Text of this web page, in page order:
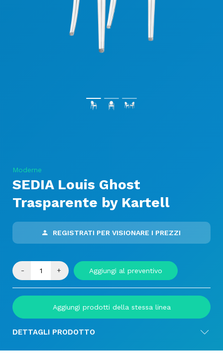
Moderne
SEDIA Louis Ghost
Trasparente by Kartell
REGISTRATI PER VISIONARE I PREZZI
- + Aggiungi al preventivo
Aggiungi prodotti della stessa linea
DETTAGLI PRODOTTO